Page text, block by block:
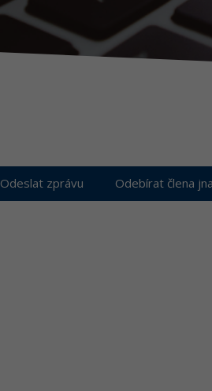
Odeslat zprávu Odebírat člena